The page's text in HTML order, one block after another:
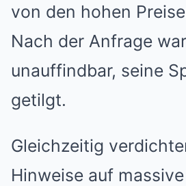
von den hohen
Nach der Anfrage
unauffindbar, seine
getilgt.
Gleichzeitig
Hinweise auf